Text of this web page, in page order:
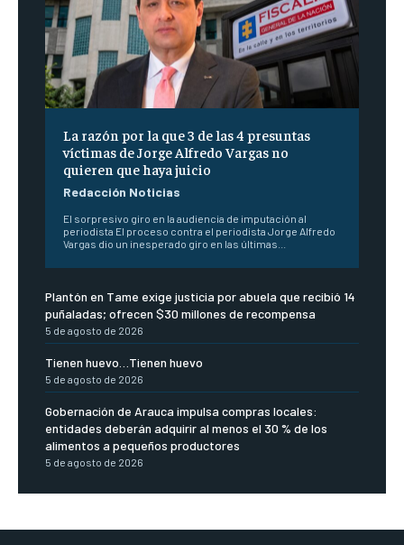
La razón por la que 3 de las 4 presuntas
víctimas de Jorge Alfredo Vargas no
quieren que haya juicio
Redacción Noticias
El sorpresivo giro en la audiencia de imputación al
periodista El proceso contra el periodista Jorge Alfredo
Vargas dio un inesperado giro en las últimas...
Plantón en Tame exige justicia por abuela que recibió 14
puñaladas; ofrecen $30 millones de recompensa
5 de agosto de 2026
Tienen huevo…Tienen huevo
5 de agosto de 2026
Gobernación de Arauca impulsa compras locales:
entidades deberán adquirir al menos el 30 % de los
alimentos a pequeños productores
5 de agosto de 2026